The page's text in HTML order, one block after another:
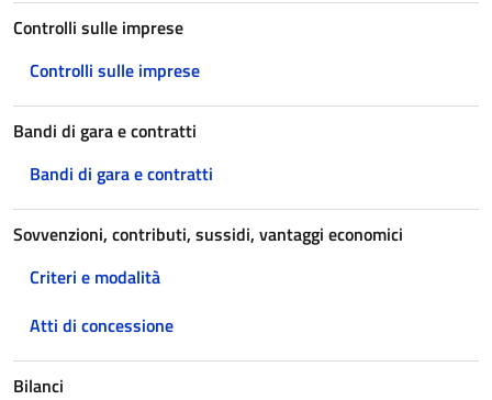
Controlli sulle imprese
Controlli sulle imprese
Bandi di gara e contratti
Bandi di gara e contratti
Sovvenzioni, contributi, sussidi, vantaggi economici
Criteri e modalità
Atti di concessione
Bilanci